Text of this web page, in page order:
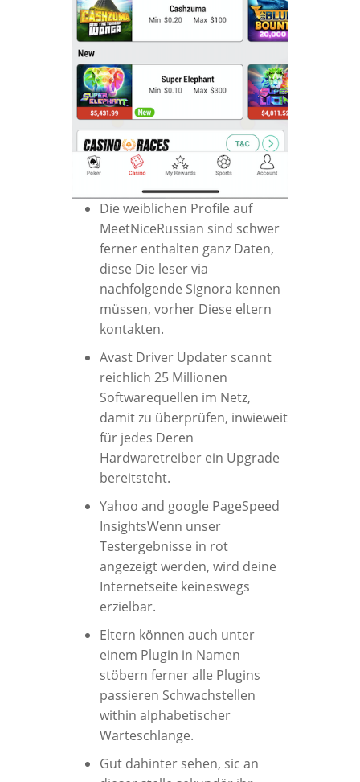
Die weiblichen Profile auf
MeetNiceRussian sind schwer
ferner enthalten ganz Daten,
diese Die leser via
nachfolgende Signora kennen
müssen, vorher Diese eltern
kontakten.
Avast Driver Updater scannt
reichlich 25 Millionen
Softwarequellen im Netz,
damit zu überprüfen, inwieweit
für jedes Deren
Hardwaretreiber ein Upgrade
bereitsteht.
Yahoo and google PageSpeed
InsightsWenn unser
Testergebnisse in rot
angezeigt werden, wird deine
Internetseite keineswegs
erzielbar.
Eltern können auch unter
einem Plugin in Namen
stöbern ferner alle Plugins
passieren Schwachstellen
within alphabetischer
Warteschlange.
Gut dahinter sehen, sic an